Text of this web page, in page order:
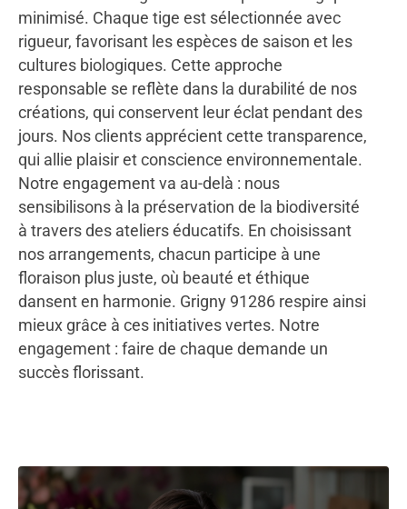
minimisé. Chaque tige est sélectionnée avec
rigueur, favorisant les espèces de saison et les
cultures biologiques. Cette approche
responsable se reflète dans la durabilité de nos
créations, qui conservent leur éclat pendant des
jours. Nos clients apprécient cette transparence,
qui allie plaisir et conscience environnementale.
Notre engagement va au-delà : nous
sensibilisons à la préservation de la biodiversité
à travers des ateliers éducatifs. En choisissant
nos arrangements, chacun participe à une
floraison plus juste, où beauté et éthique
dansent en harmonie. Grigny 91286 respire ainsi
mieux grâce à ces initiatives vertes. Notre
engagement : faire de chaque demande un
succès florissant.